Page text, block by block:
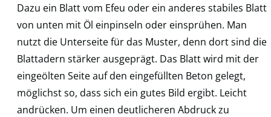
Dazu ein Blatt vom Efeu oder ein anderes stabiles Blatt
von unten mit Öl einpinseln oder einsprühen. Man
nutzt die Unterseite für das Muster, denn dort sind die
Blattadern stärker ausgeprägt. Das Blatt wird mit der
eingeölten Seite auf den eingefüllten Beton gelegt,
möglichst so, dass sich ein gutes Bild ergibt. Leicht
andrücken. Um einen deutlicheren Abdruck zu